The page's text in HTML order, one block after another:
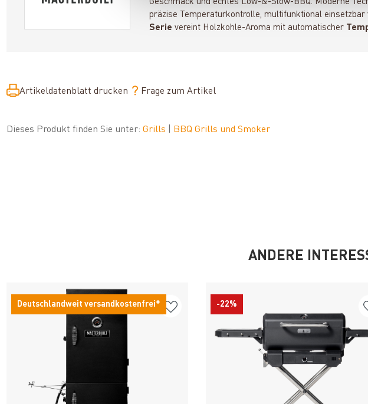
präzise Temperaturkontrolle, multifunktional einsetzbar
Serie vereint Holzkohle-Aroma mit automatischer
Artikeldatenblatt drucken Frage zum Artikel
Dieses Produkt finden Sie unter:Grills BBQ Grills und Smoker
ANDERE
Deutschlandweit versandkostenfrei* -22%